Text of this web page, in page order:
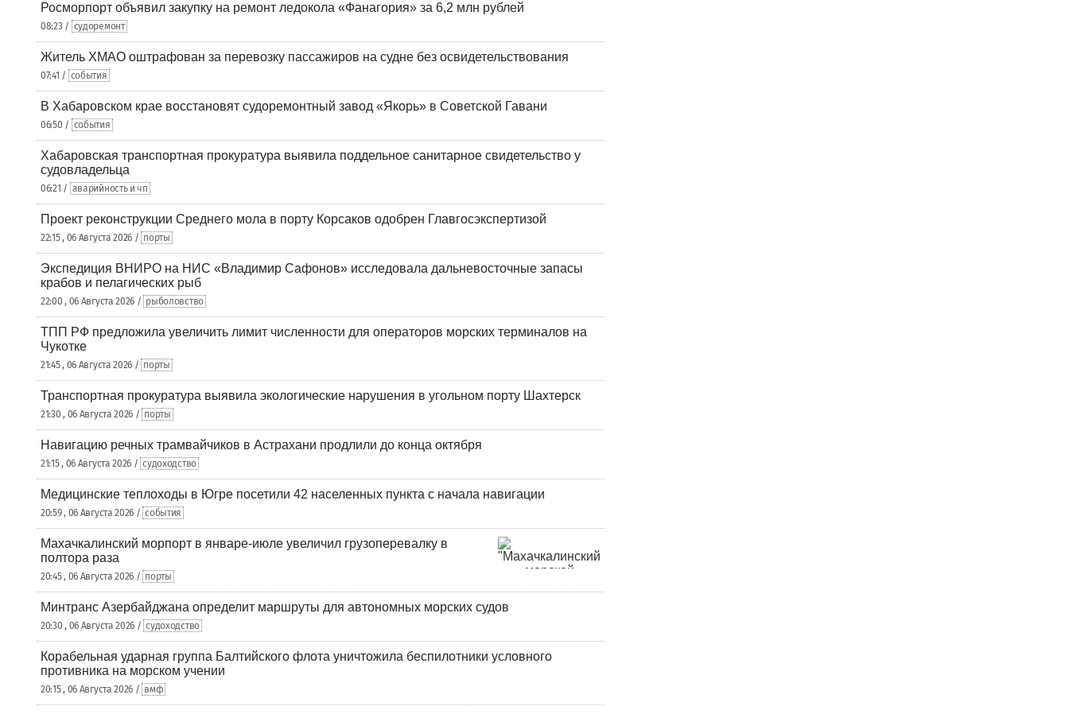
Росморпорт объявил закупку на ремонт ледокола «Фанагория» за 6,2 млн рублей
08:23 / судоремонт
Житель ХМАО оштрафован за перевозку пассажиров на судне без освидетельствования
07:41 / события
В Хабаровском крае восстановят судоремонтный завод «Якорь» в Советской Гавани
06:50 / события
Хабаровская транспортная прокуратура выявила поддельное санитарное свидетельство у
судовладельца
06:21 / аварийность и чп
Проект реконструкции Среднего мола в порту Корсаков одобрен Главгосэкспертизой
22:15 , 06 Августа 2026 / порты
Экспедиция ВНИРО на НИС «Владимир Сафонов» исследовала дальневосточные запасы
крабов и пелагических рыб
22:00 , 06 Августа 2026 / рыболовство
ТПП РФ предложила увеличить лимит численности для операторов морских терминалов на
Чукотке
21:45 , 06 Августа 2026 / порты
Транспортная прокуратура выявила экологические нарушения в угольном порту Шахтерск
21:30 , 06 Августа 2026 / порты
Навигацию речных трамвайчиков в Астрахани продлили до конца октября
21:15 , 06 Августа 2026 / судоходство
Медицинские теплоходы в Югре посетили 42 населенных пункта с начала навигации
20:59 , 06 Августа 2026 / события
Махачкалинский морпорт в январе-июле увеличил грузоперевалку в
полтора раза
20:45 , 06 Августа 2026 / порты
Минтранс Азербайджана определит маршруты для автономных морских судов
20:30 , 06 Августа 2026 / судоходство
Корабельная ударная группа Балтийского флота уничтожила беспилотники условного
противника на морском учении
20:15 , 06 Августа 2026 / вмф